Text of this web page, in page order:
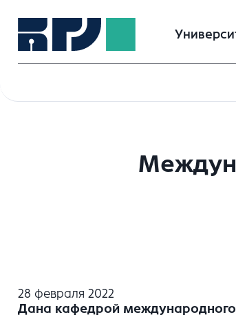
28 февраля 2022
Дана кафедрой